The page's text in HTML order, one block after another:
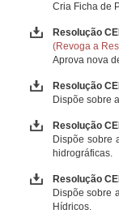
Cria Ficha de
Resolução
(Revoga a
Aprova nova
Resolução
Dispõe sobre
Resolução
Dispõe sobre
hidrográficas.
Resolução
Dispõe sobre
Hídricos.